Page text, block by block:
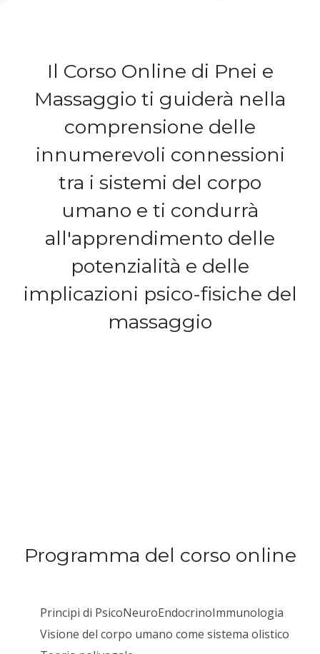
Il Corso Online di Pnei e
Massaggio ti guiderà nella
comprensione delle
innumerevoli connessioni
tra i sistemi del corpo
umano e ti condurrà
all'apprendimento delle
potenzialità e delle
implicazioni psico-fisiche del
massaggio
Programma del corso online
Principi di PsicoNeuroEndocrinoImmunologia
Visione del corpo umano come sistema olistico